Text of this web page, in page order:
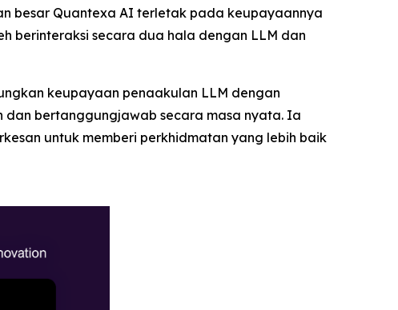
besar Quantexa AI terletak pada keupayaannya
berinteraksi secara dua hala dengan LLM dan
keupayaan penaakulan LLM dengan
bertanggungjawab secara masa nyata. Ia
untuk memberi perkhidmatan yang lebih baik